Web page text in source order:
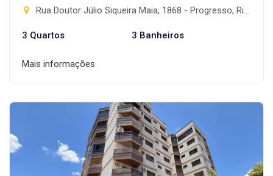
Rua Doutor Júlio Siqueira Maia, 1868 - Progresso, Rio Brilhante-MS
3 Quartos 3 Banheiros
Mais informações